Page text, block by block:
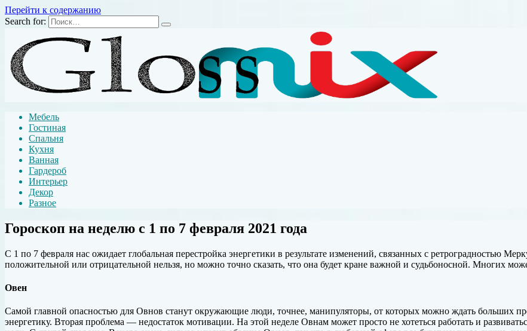
Перейти к содержанию
Search for:
Мебель
Гостиная
Спальня
Кухня
Ванная
Гардероб
Интерьер
Декор
Разное
Гороскоп на неделю с 1 по 7 февраля 2021 года
С 1 по 7 февраля нас ожидает глобальная перестройка энергетики в результате изменений, связанных с ретроградностью
положительной или отрицательной нельзя, но можно точно сказать, что она будет кране важной и судьбоносной. Многих
Овен
Самой главной опасностью для Овнов станут окружающие люди, точнее, манипуляторы, от которых можно ждать больших
энергетику. Вторая проблема — недостаток мотивации. На этой неделе Овнам может просто не хотеться работать и